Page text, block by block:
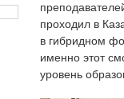
проходил в
в гибридном
именно этот
уровень